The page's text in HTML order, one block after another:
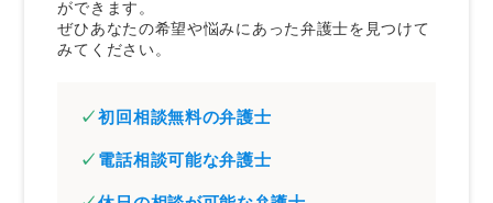
不倫やDVなどの証拠を集めておく
無料相談を活用する
離婚弁護士の選び方についてよくある質問
離婚に強い弁護士とは具体的にどのような弁
ができます。
ぜひあなたの希望や悩みにあった弁護士を見つけて
みてください。
初回相談無料の弁護士
電話相談可能な弁護士